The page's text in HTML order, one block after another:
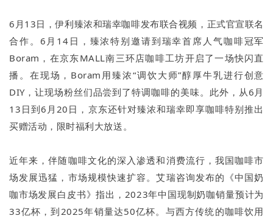
6月13日，伊利臻浓和瑞幸咖啡发布联合视频，正式官宣联名
合作。6月14日，臻浓特别邀请到瑞幸首席人气咖啡冠军
Boram，在京东MALL南三环店咖啡工坊开启了一场快闪直
播。在现场，Boram用臻浓“调饮大师”醇厚牛乳进行创意
DIY，让现场粉丝们品尝到了特调咖啡的美味。此外，从6月
13日到6月20日，京东还针对臻浓和瑞幸即享咖啡特别推出
买赠活动，限时福利大放送。
近年来，伴随咖啡文化的深入渗透和消费流行，我国咖啡市
场发展迅猛，市场规模快速扩容。艾瑞咨询发布的《中国奶
咖市场发展白皮书》指出，2023年中国现制奶咖销量预计为
33亿杯，到2025年销量达50亿杯。与西方传统的咖啡饮用